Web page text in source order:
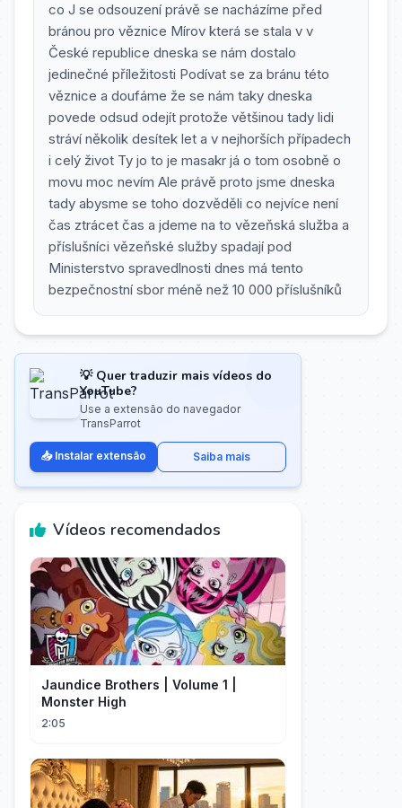
co J se odsouzení právě se nacházíme před
bránou pro věznice Mírov která se stala v v
České republice dneska se nám dostalo
jedinečné příležitosti Podívat se za bránu této
věznice a doufáme že se nám taky dneska
povede odsud odejít protože většinou tady lidi
stráví několik desítek let a v nejhorších případech
i celý život Ty jo to je masakr já o tom osobně o
movu moc nevím Ale právě proto jsme dneska
tady abysme se toho dozvěděli co nejvíce není
čas ztrácet čas a jdeme na to vězeňská služba a
příslušníci vězeňské služby spadají pod
Ministerstvo spravedlnosti dnes má tento
bezpečnostní sbor méně než 10 000 příslušníků
💡 Quer traduzir mais vídeos do
YouTube?
Use a extensão do navegador
TransParrot
📥 Instalar extensão Saiba mais
Vídeos recomendados
Jaundice Brothers | Volume 1 |
Monster High
2:05